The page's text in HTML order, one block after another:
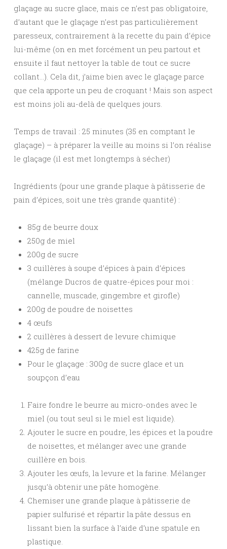
glaçage au sucre glace, mais ce n’est pas obligatoire,
d’autant que le glaçage n’est pas particulièrement
paresseux, contrairement à la recette du pain d’épice
lui-même (on en met forcément un peu partout et
ensuite il faut nettoyer la table de tout ce sucre
collant…). Cela dit, j’aime bien avec le glaçage parce
que cela apporte un peu de croquant ! Mais son aspect
est moins joli au-delà de quelques jours.
Temps de travail : 25 minutes (35 en comptant le
glaçage) – à préparer la veille au moins si l’on réalise
le glaçage (il est met longtemps à sécher)
Ingrédients (pour une grande plaque à pâtisserie de
pain d’épices, soit une très grande quantité) :
85g de beurre doux
250g de miel
200g de sucre
3 cuillères à soupe d’épices à pain d’épices
(mélange Ducros de quatre-épices pour moi :
cannelle, muscade, gingembre et girofle)
200g de poudre de noisettes
4 œufs
2 cuillères à dessert de levure chimique
425g de farine
Pour le glaçage : 300g de sucre glace et un
soupçon d’eau
Faire fondre le beurre au micro-ondes avec le
miel (ou tout seul si le miel est liquide).
Ajouter le sucre en poudre, les épices et la poudre
de noisettes, et mélanger avec une grande
cuillère en bois.
Ajouter les œufs, la levure et la farine. Mélanger
jusqu’à obtenir une pâte homogène.
Chemiser une grande plaque à pâtisserie de
papier sulfurisé et répartir la pâte dessus en
lissant bien la surface à l’aide d’une spatule en
plastique.